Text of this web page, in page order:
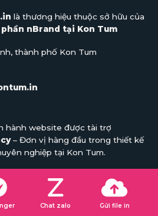
là thương hiệu thuộc sở hữu của
nBrand tại Kon Tum
thành phố Kon Tum
hành website được tài trợ
– Đơn vị hàng đầu trong thiết kế
nghiệp tại Kon Tum.
nhân viên của kontum.in
sẽ gọi
in ấn, các thắc mắc thiết kế và báo
Chat zalo Gửi file in